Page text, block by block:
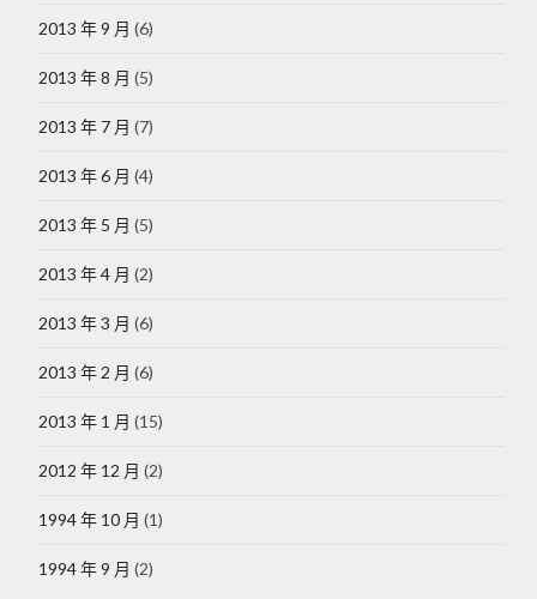
2013 年 9 月 (6)
2013 年 8 月 (5)
2013 年 7 月 (7)
2013 年 6 月 (4)
2013 年 5 月 (5)
2013 年 4 月 (2)
2013 年 3 月 (6)
2013 年 2 月 (6)
2013 年 1 月 (15)
2012 年 12 月 (2)
1994 年 10 月 (1)
1994 年 9 月 (2)